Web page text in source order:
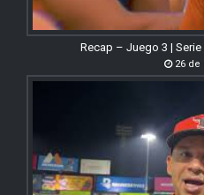
Recap – Juego 3 |
26 de